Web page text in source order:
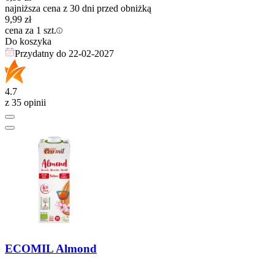
najniższa cena z 30 dni przed obniżką
9,99 zł
cena za 1 szt.
Do koszyka
Przydatny do 22-02-2027
4.7
z 35 opinii
ECOMIL Almond